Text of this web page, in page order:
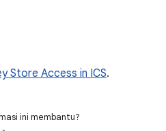
Store Access in ICS.
ini membantu?